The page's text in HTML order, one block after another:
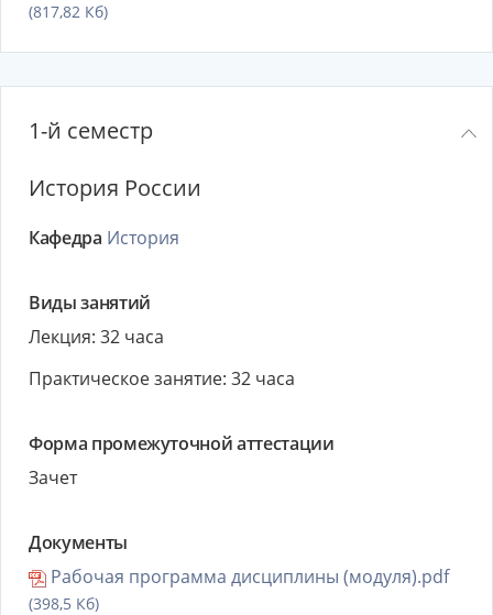
(817,82 Кб)
1-й семестр
История России
Кафедра История
Виды занятий
Лекция: 32 часа
Практическое занятие: 32 часа
Форма промежуточной аттестации
Зачет
Документы
Рабочая программа дисциплины (модуля).pdf
(398,5 Кб)